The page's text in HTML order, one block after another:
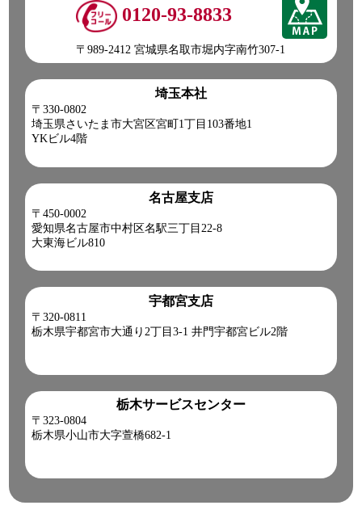
0120-93-8833
〒989-2412 宮城県名取市堀内字南竹307-1
埼玉本社
〒330-0802
埼玉県さいたま市大宮区宮町1丁目103番地1
YKビル4階
名古屋支店
〒450-0002
愛知県名古屋市中村区名駅三丁目22-8
大東海ビル810
宇都宮支店
〒320-0811
栃木県宇都宮市大通り2丁目3-1 井門宇都宮ビル2階
栃木サービスセンター
〒323-0804
栃木県小山市大字萱橋682-1